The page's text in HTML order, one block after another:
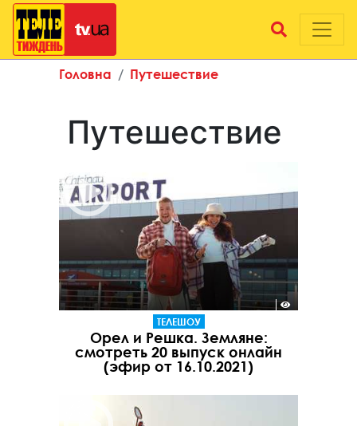
Головна Путешествие
Путешествие
ТЕЛЕШОУ
Орел и Решка. Земляне:
смотреть 20 выпуск онлайн
(эфир от 16.10.2021)